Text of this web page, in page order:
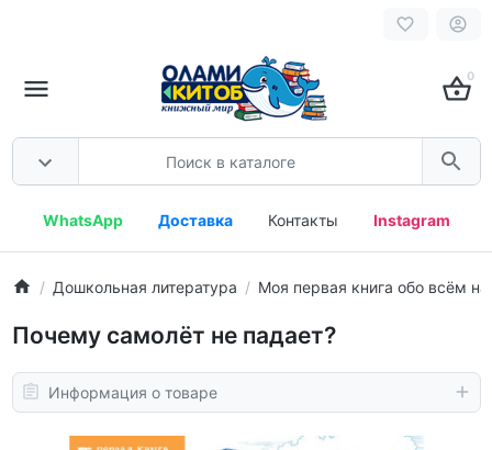
0
WhatsApp Доставка Контакты Instagram
Дошкольная литература Моя первая книга обо всём на
Почему самолёт не падает?
Информация о товаре